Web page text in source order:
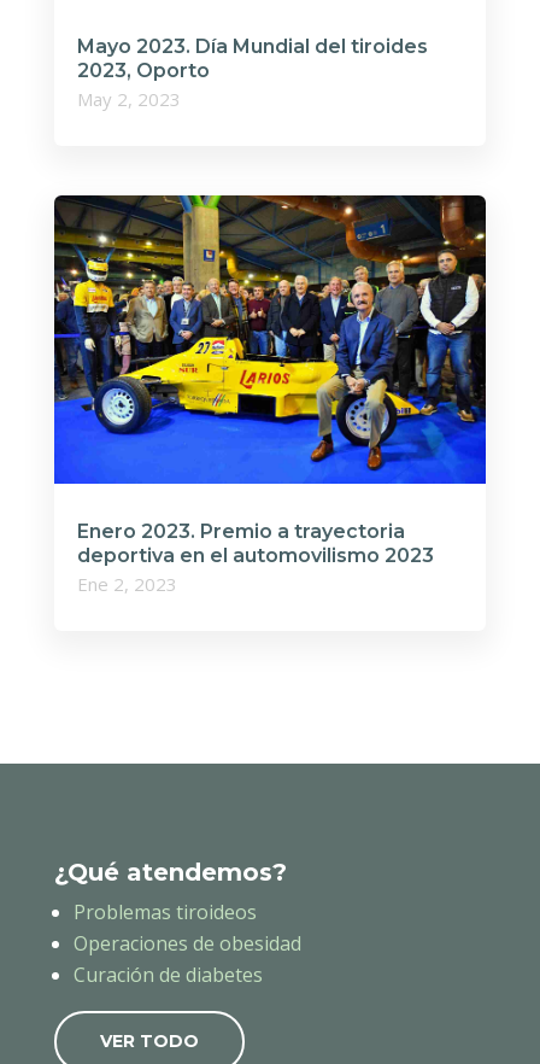
Mayo 2023. Día Mundial del tiroides
2023, Oporto
May 2, 2023
Enero 2023. Premio a trayectoria
deportiva en el automovilismo 2023
Ene 2, 2023
¿Qué atendemos?
Problemas tiroideos
Operaciones de obesidad
Curación de diabetes
VER TODO